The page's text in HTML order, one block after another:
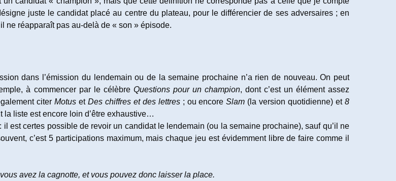
juste le candidat placé au centre du plateau, pour le différencier de ses adversaires ; en
ne réapparaît pas au-delà de « son » épisode.
dans l’émission du lendemain ou de la semaine prochaine n’a rien de nouveau. On peut
à commencer par le célèbre Questions pour un champion, dont c’est un élément assez
citerMotus et Des chiffres et des lettres; ou encoreSlam (la version quotidienne) et8
liste est encore loin d’être exhaustive…
est certes possible de revoir un candidat le lendemain (ou la semaine prochaine), sauf qu’il ne
c’est 5 participations maximum, mais chaque jeu est évidemment libre de faire comme il
avez la cagnotte, et vous pouvez donc laisser la place.